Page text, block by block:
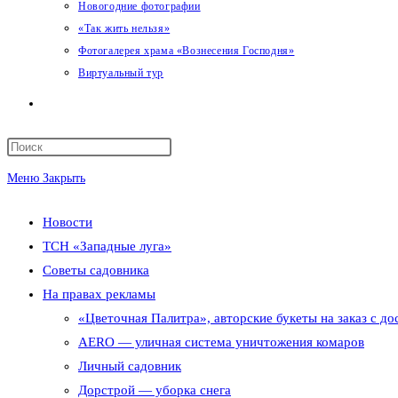
Новогодние фотографии
«Так жить нельзя»
Фотогалерея храма «Вознесения Господня»
Виртуальный тур
поиск
по
веб-
сайту
Меню Закрыть
Новости
ТСН «Западные луга»
Советы садовника
На правах рекламы
«Цветочная Палитра», авторские букеты на заказ с
AERO — уличная система уничтожения комаров
Личный садовник
Дорстрой — уборка снега